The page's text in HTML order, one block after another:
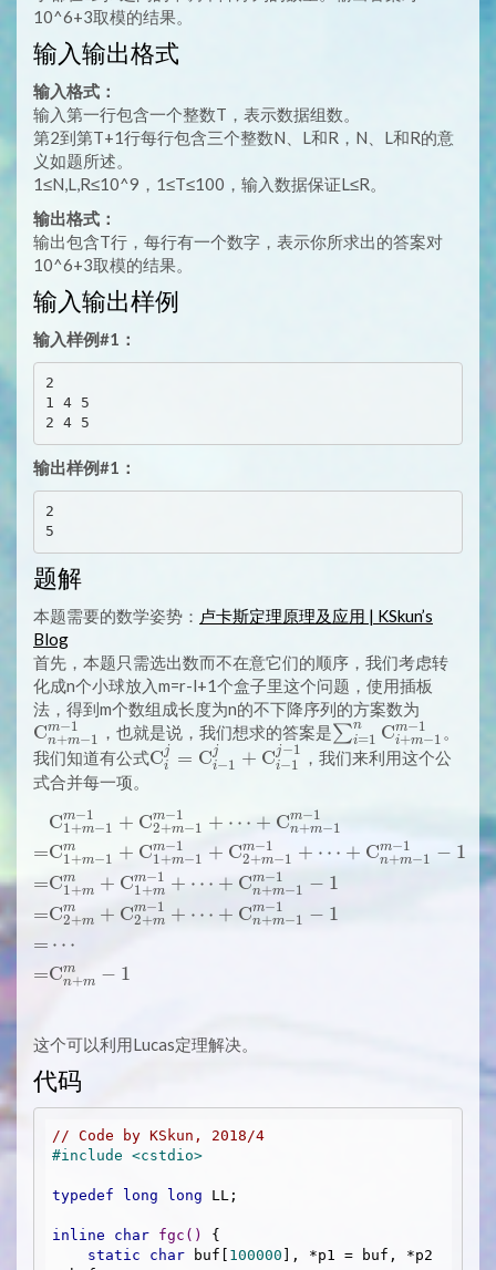
10^6+3取模的结果。
输入输出格式
输入格式：
输入第一行包含一个整数T，表示数据组数。
第2到第T+1行每行包含三个整数N、L和R，N、L和R的意
义如题所述。
1≤N,L,R≤10^9，1≤T≤100，输入数据保证L≤R。
输出格式：
输出包含T行，每行有一个数字，表示你所求出的答案对
10^6+3取模的结果。
输入输出样例
输入样例#1：
2
1 4 5
输出样例#1：
2
题解
本题需要的数学姿势： 卢卡斯定理原理及应用 | KSkun’s
Blog
首先，本题只需选出数而不在意它们的顺序，我们考虑转
化成n个小球放入m=r-l+1个盒子里这个问题，使用插板
法，得到m个数组成长度为n的不下降序列的方案数为
1}^{m-
Cn+m−1
m−1 ，也就是说，我们想求的答案是\sum_{i=1}^n
∑i=1
n Ci+m−1
m−1
。
我们知道有公式\mathrm{C}_i^j
1}^j +
\mathrm{C}_{i-
1}^{j-1}
Ci
j = Ci−1
j + Ci−1
j−1 ，我们来利用这个公
式合并每一项。
\begin{aligned} &
=
=
=
=
=
C1+m−1
m−1 + C2+m−1
m−1 + ⋯ + Cn+m−1
m−1
C1+m−1
m + C1+m−1
m−1 + C2+m−1
m−1 + ⋯ + Cn+m−1
m−1 − 1
C1 +m
m + C1 +m
m−1 + ⋯ + Cn+m−1
m−1 − 1
C2+m
m + C2+m
m−1 + ⋯ + Cn+m−1
m−1 − 1
⋯
Cn+m
m − 1
这个可以利用Lucas定理解决。
代码
// Code by KSkun, 2018/4
#include <cstdio>
typedef long long LL;
inline char fgc ()
{
static
char buf[ 100000 ], *p1 = buf, *p2